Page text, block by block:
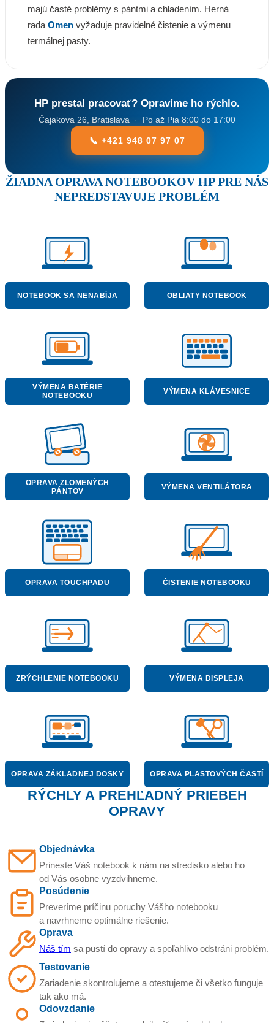
majú časté problémy s pántmi a chladením. Herná
rada Omen vyžaduje pravidelné čistenie a výmenu
termálnej pasty.
HP prestal pracovať? Opravíme ho rýchlo.
Čajakova 26, Bratislava · Po až Pia 8:00 do 17:00
📞 +421 948 07 97 07
ŽIADNA OPRAVA NOTEBOOKOV HP PRE NÁS
NEPREDSTAVUJE PROBLÉM
NOTEBOOK SA NENABÍJA OBLIATY NOTEBOOK
VÝMENA BATÉRIE
NOTEBOOKU
VÝMENA KLÁVESNICE
OPRAVA ZLOMENÝCH
PÁNTOV
VÝMENA VENTILÁTORA
OPRAVA TOUCHPADU ČISTENIE NOTEBOOKU
ZRÝCHLENIE NOTEBOOKU VÝMENA DISPLEJA
OPRAVA ZÁKLADNEJ DOSKY OPRAVA PLASTOVÝCH ČASTÍ
RÝCHLY A PREHĽADNÝ PRIEBEH
OPRAVY
Objednávka
Prineste Váš notebook k nám na stredisko alebo ho
od Vás osobne vyzdvihneme.
Posúdenie
Preveríme príčinu poruchy Vášho notebooku
a navrhneme optimálne riešenie.
Oprava
Náš tím sa pustí do opravy a spoľahlivo odstráni problém.
Testovanie
Zariadenie skontrolujeme a otestujeme či všetko funguje
tak ako má.
Odovzdanie